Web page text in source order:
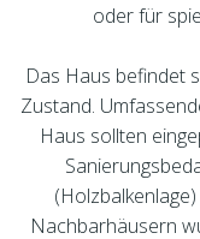
oder für
Das Haus befindet
Zustand.
Haus sollten
Nachbarhäusern